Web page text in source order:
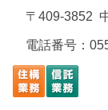
〒409-3852
電話番号：